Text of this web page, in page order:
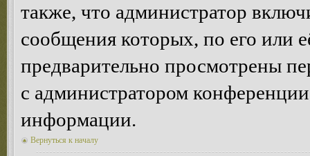
также, что администратор
сообщения которых, по его или
предварительно просмотрены
с администратором
информации.
Вернуться к началу